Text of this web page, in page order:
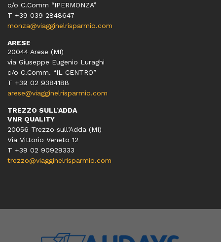
c/o C.Comm “IPERMONZA”
T +39 039 2848647
monza@viagginelrisparmio.com
ARESE
20044 Arese (MI)
via Giuseppe Eugenio Luraghi
c/o C.Comm. “IL CENTRO”
T +39 02 9384188
arese@viagginelrisparmio.com
TREZZO SULL’ADDA
VNR QUALITY
20056 Trezzo sull’Adda (MI)
Via Vittorio Veneto 12
T +39 02 90929333
trezzo@viagginelrisparmio.com